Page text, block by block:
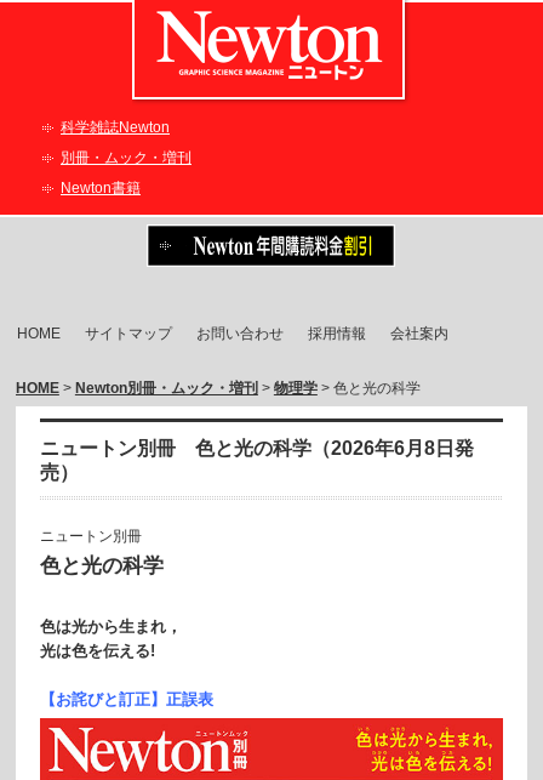
科学雑誌Newton
別冊・ムック・増刊
Newton書籍
HOME サイトマップ お問い合わせ 採用情報 会社案内
HOME> Newton別冊・ムック・増刊 > 物理学> ⾊と光の科学
ニュートン別冊 ⾊と光の科学（2026年6月8日発
売）
ニュートン別冊
⾊と光の科学
色は光から生まれ，
光は色を伝える!
【お詫びと訂正】正誤表